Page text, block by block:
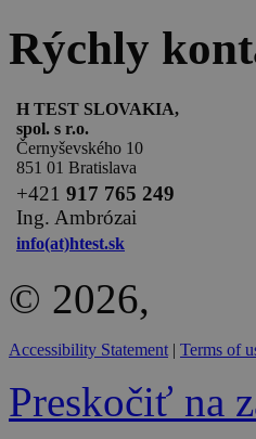
Rýchly
H TEST SLOVAKIA,
spol. s r.o.
Černyševského 10
851 01 Bratislava
+421 917 765 249
Ing. Ambrózai
info(at)htest.sk
© 2026,
Accessibility Statement | Terms of
Preskočiť na